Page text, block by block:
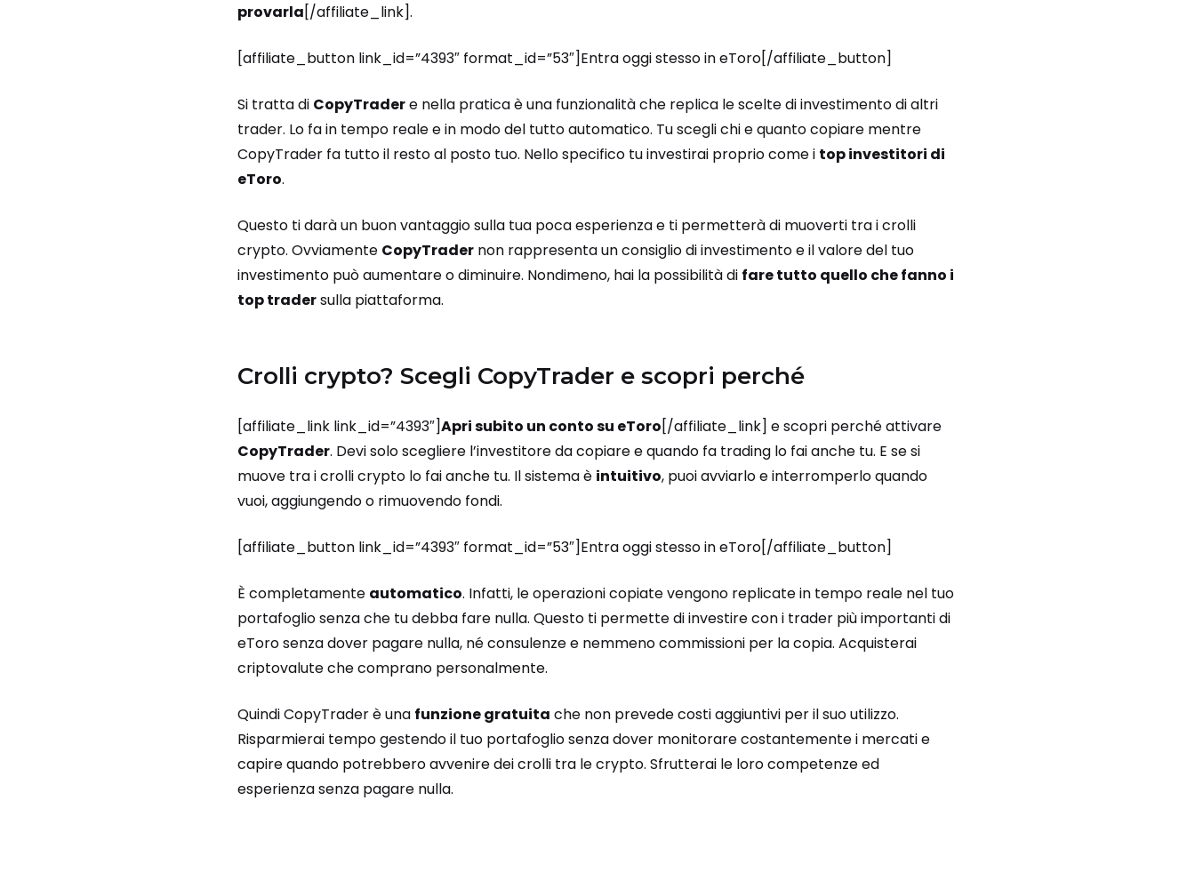
provarla[/affiliate_link].
[affiliate_button link_id=”4393″ format_id=”53″]Entra oggi stesso in eToro[/affiliate_button]
Si tratta di CopyTradere nella pratica è una funzionalità che replica le scelte di investimento di altri
trader. Lo fa in tempo reale e in modo del tutto automatico. Tu scegli chi e quanto copiare mentre
CopyTrader fa tutto il resto al posto tuo. Nello specifico tu investirai proprio come i top investitori di
eToro.
Questo ti darà un buon vantaggio sulla tua poca esperienza e ti permetterà di muoverti tra i crolli
crypto. Ovviamente CopyTradernon rappresenta un consiglio di investimento e il valore del tuo
investimento può aumentare o diminuire. Nondimeno, hai la possibilità di fare tutto quello che fanno i
top tradersulla piattaforma.
Crolli crypto? Scegli CopyTrader e scopri perché
[affiliate_link link_id=”4393″]Apri subito un conto su eToro[/affiliate_link] e scopri perché attivare
CopyTrader. Devi solo scegliere l’investitore da copiare e quando fa trading lo fai anche tu. E se si
muove tra i crolli crypto lo fai anche tu. Il sistema è intuitivo, puoi avviarlo e interromperlo quando
vuoi, aggiungendo o rimuovendo fondi.
[affiliate_button link_id=”4393″ format_id=”53″]Entra oggi stesso in eToro[/affiliate_button]
È completamente automatico. Infatti, le operazioni copiate vengono replicate in tempo reale nel tuo
portafoglio senza che tu debba fare nulla. Questo ti permette di investire con i trader più importanti di
eToro senza dover pagare nulla, né consulenze e nemmeno commissioni per la copia. Acquisterai
criptovalute che comprano personalmente.
Quindi CopyTrader è una funzione gratuita che non prevede costi aggiuntivi per il suo utilizzo.
Risparmierai tempo gestendo il tuo portafoglio senza dover monitorare costantemente i mercati e
capire quando potrebbero avvenire dei crolli tra le crypto. Sfrutterai le loro competenze ed
esperienza senza pagare nulla.